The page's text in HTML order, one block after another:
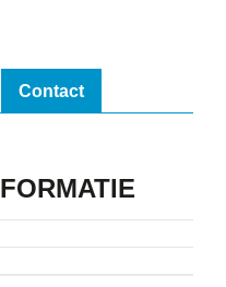
Contact